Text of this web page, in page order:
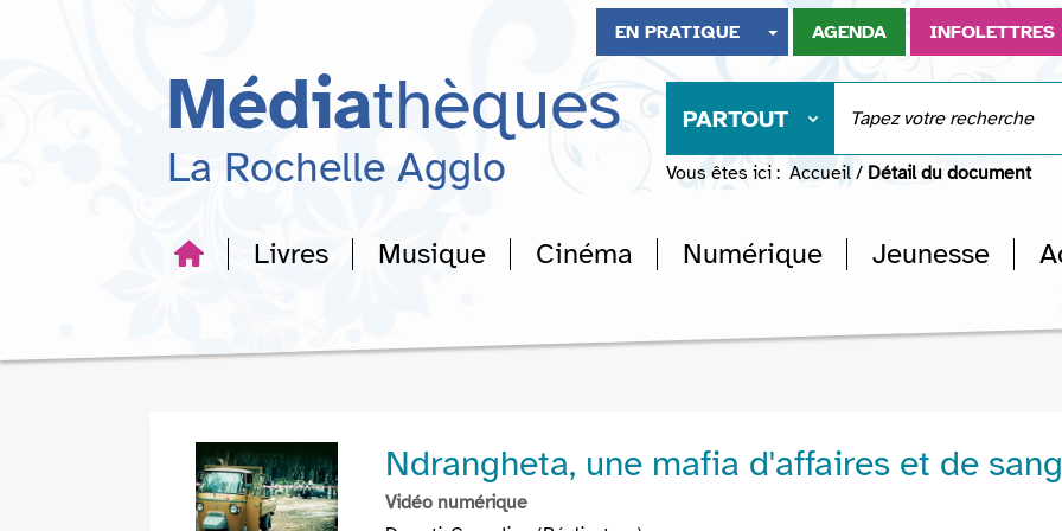
recherche
EN PRATIQUE AGENDA INFOLETTRES
Médiathèques
La Rochelle Agglo
PARTOUT
Vous êtes ici : Accueil / Détail du document
Livres Musique Cinéma Numérique Jeunesse
Ndrangheta, une mafia d'affaires et de sang
Vidéo numérique